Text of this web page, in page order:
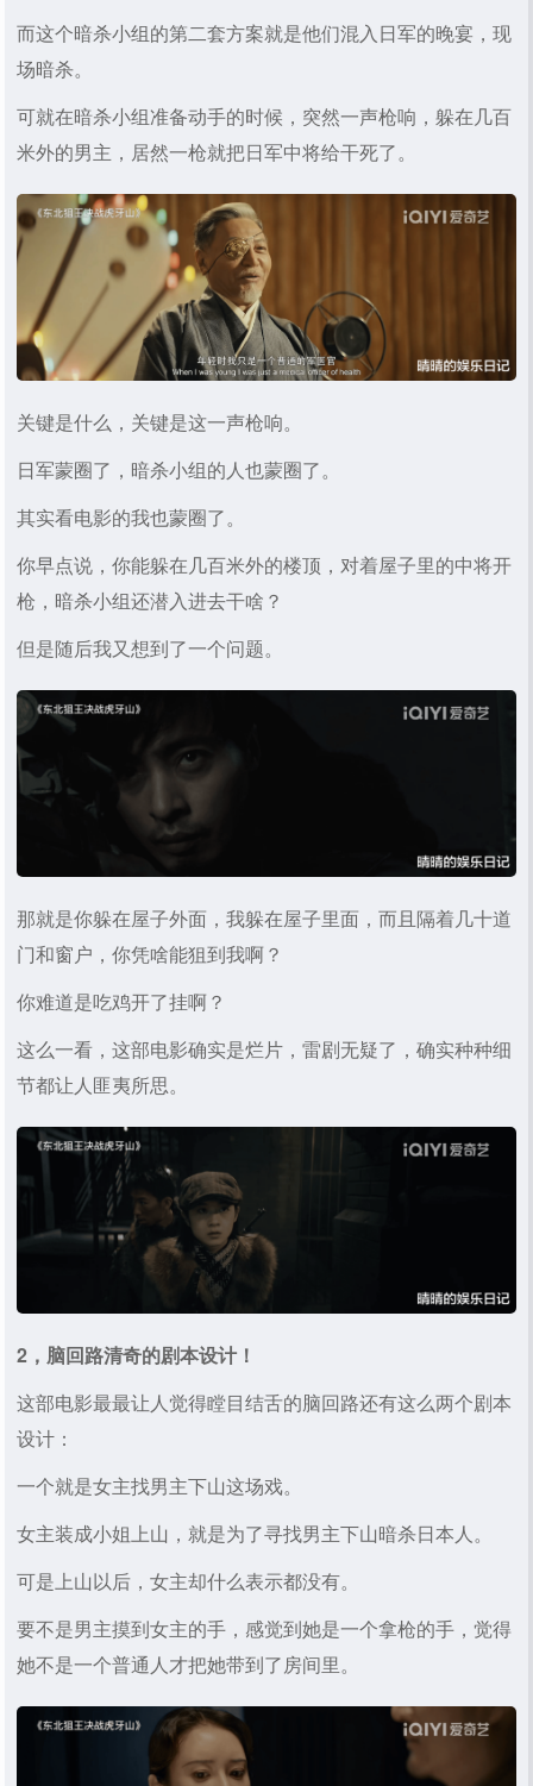
而这个暗杀小组的第二套方案就是他们混入日军的晚宴，现
场暗杀。
可就在暗杀小组准备动手的时候，突然一声枪响，躲在几百
米外的男主，居然一枪就把日军中将给干死了。
关键是什么，关键是这一声枪响。
日军蒙圈了，暗杀小组的人也蒙圈了。
其实看电影的我也蒙圈了。
你早点说，你能躲在几百米外的楼顶，对着屋子里的中将开
枪，暗杀小组还潜入进去干啥？
但是随后我又想到了一个问题。
那就是你躲在屋子外面，我躲在屋子里面，而且隔着几十道
门和窗户，你凭啥能狙到我啊？
你难道是吃鸡开了挂啊？
这么一看，这部电影确实是烂片，雷剧无疑了，确实种种细
节都让人匪夷所思。
2，脑回路清奇的剧本设计！
这部电影最最让人觉得瞠目结舌的脑回路还有这么两个剧本
设计：
一个就是女主找男主下山这场戏。
女主装成小姐上山，就是为了寻找男主下山暗杀日本人。
可是上山以后，女主却什么表示都没有。
要不是男主摸到女主的手，感觉到她是一个拿枪的手，觉得
她不是一个普通人才把她带到了房间里。